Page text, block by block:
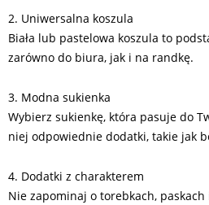
2. Uniwersalna koszula
Biała lub pastelowa koszula to
zarówno do biura, jak i na randkę.
3. Modna sukienka
Wybierz sukienkę, która pasuje do
niej odpowiednie dodatki, takie jak
4. Dodatki z charakterem
Nie zapominaj o torebkach,